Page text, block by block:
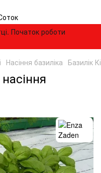
Початок роботи
Насіння базиліка Базилік